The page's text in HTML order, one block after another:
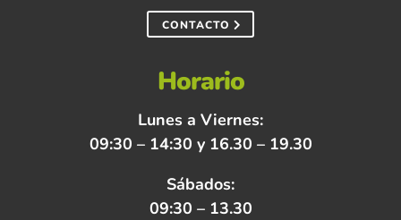
CONTACTO
Horario
Lunes a Viernes:
09:30 – 14:30 y 16.30 – 19.30
Sábados:
09:30 – 13.30